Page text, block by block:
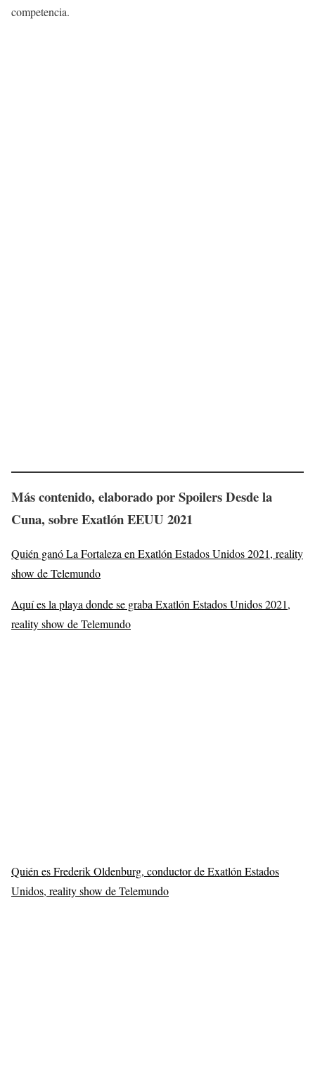
competencia.
Más contenido, elaborado por Spoilers Desde la
Cuna, sobreExatlón EEUU 2021
Quién ganó La Fortaleza en Exatlón Estados Unidos 2021, reality
show de Telemundo
Aquí es la playa donde se graba Exatlón Estados Unidos 2021,
reality show de Telemundo
Quién es Frederik Oldenburg, conductor de Exatlón Estados
Unidos, reality show de Telemundo